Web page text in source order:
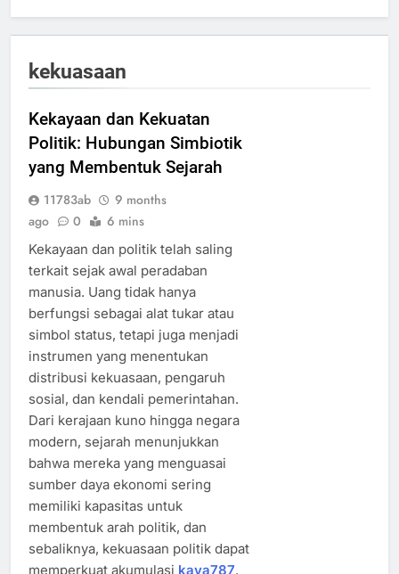
kekuasaan
Kekayaan dan Kekuatan
Politik: Hubungan Simbiotik
yang Membentuk Sejarah
11783ab
9 months
ago
0 6 mins
Kekayaan dan politik telah saling
terkait sejak awal peradaban
manusia. Uang tidak hanya
berfungsi sebagai alat tukar atau
simbol status, tetapi juga menjadi
instrumen yang menentukan
distribusi kekuasaan, pengaruh
sosial, dan kendali pemerintahan.
Dari kerajaan kuno hingga negara
modern, sejarah menunjukkan
bahwa mereka yang menguasai
sumber daya ekonomi sering
memiliki kapasitas untuk
membentuk arah politik, dan
sebaliknya, kekuasaan politik dapat
memperkuat akumulasi kaya787.